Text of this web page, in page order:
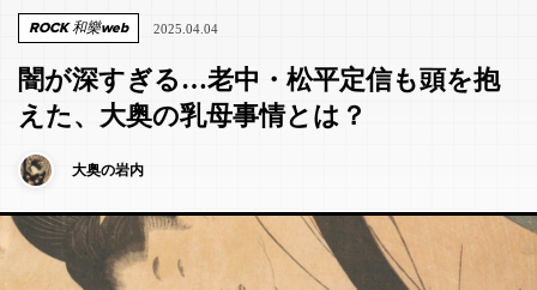
ROCK 和樂web 2025.04.04
闇が深すぎる…老中・松平定信も頭を抱
えた、大奥の乳母事情とは？
大奥の岩内